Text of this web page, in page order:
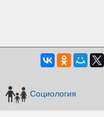
Социология